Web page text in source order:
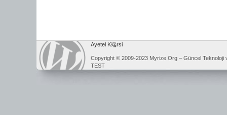
Ayetel K端rsi
Copyright © 2009-2023 Myrize.Org – Güncel Teknoloji
TEST